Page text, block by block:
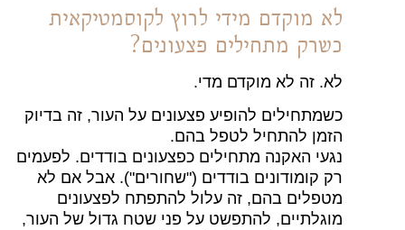
לא מוקדם מידי לרוץ לקוסמטיקאית
כשרק מתחילים פצעונים?
לא. זה לא מוקדם מדי.
כשמתחילים להופיע פצעונים על העור, זה בדיוק
הזמן להתחיל לטפל בהם.
נגעי האקנה מתחילים כפצעונים בודדים. לפעמים
רק קומודונים בודדים ("שחורים"). אבל אם לא
מטפלים בהם, זה עלול להתפתח לפצעונים
מוגלתיים, להתפשט על פני שטח גדול של העור,